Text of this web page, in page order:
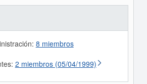
8 miembros
2 miembros (05/04/1999)